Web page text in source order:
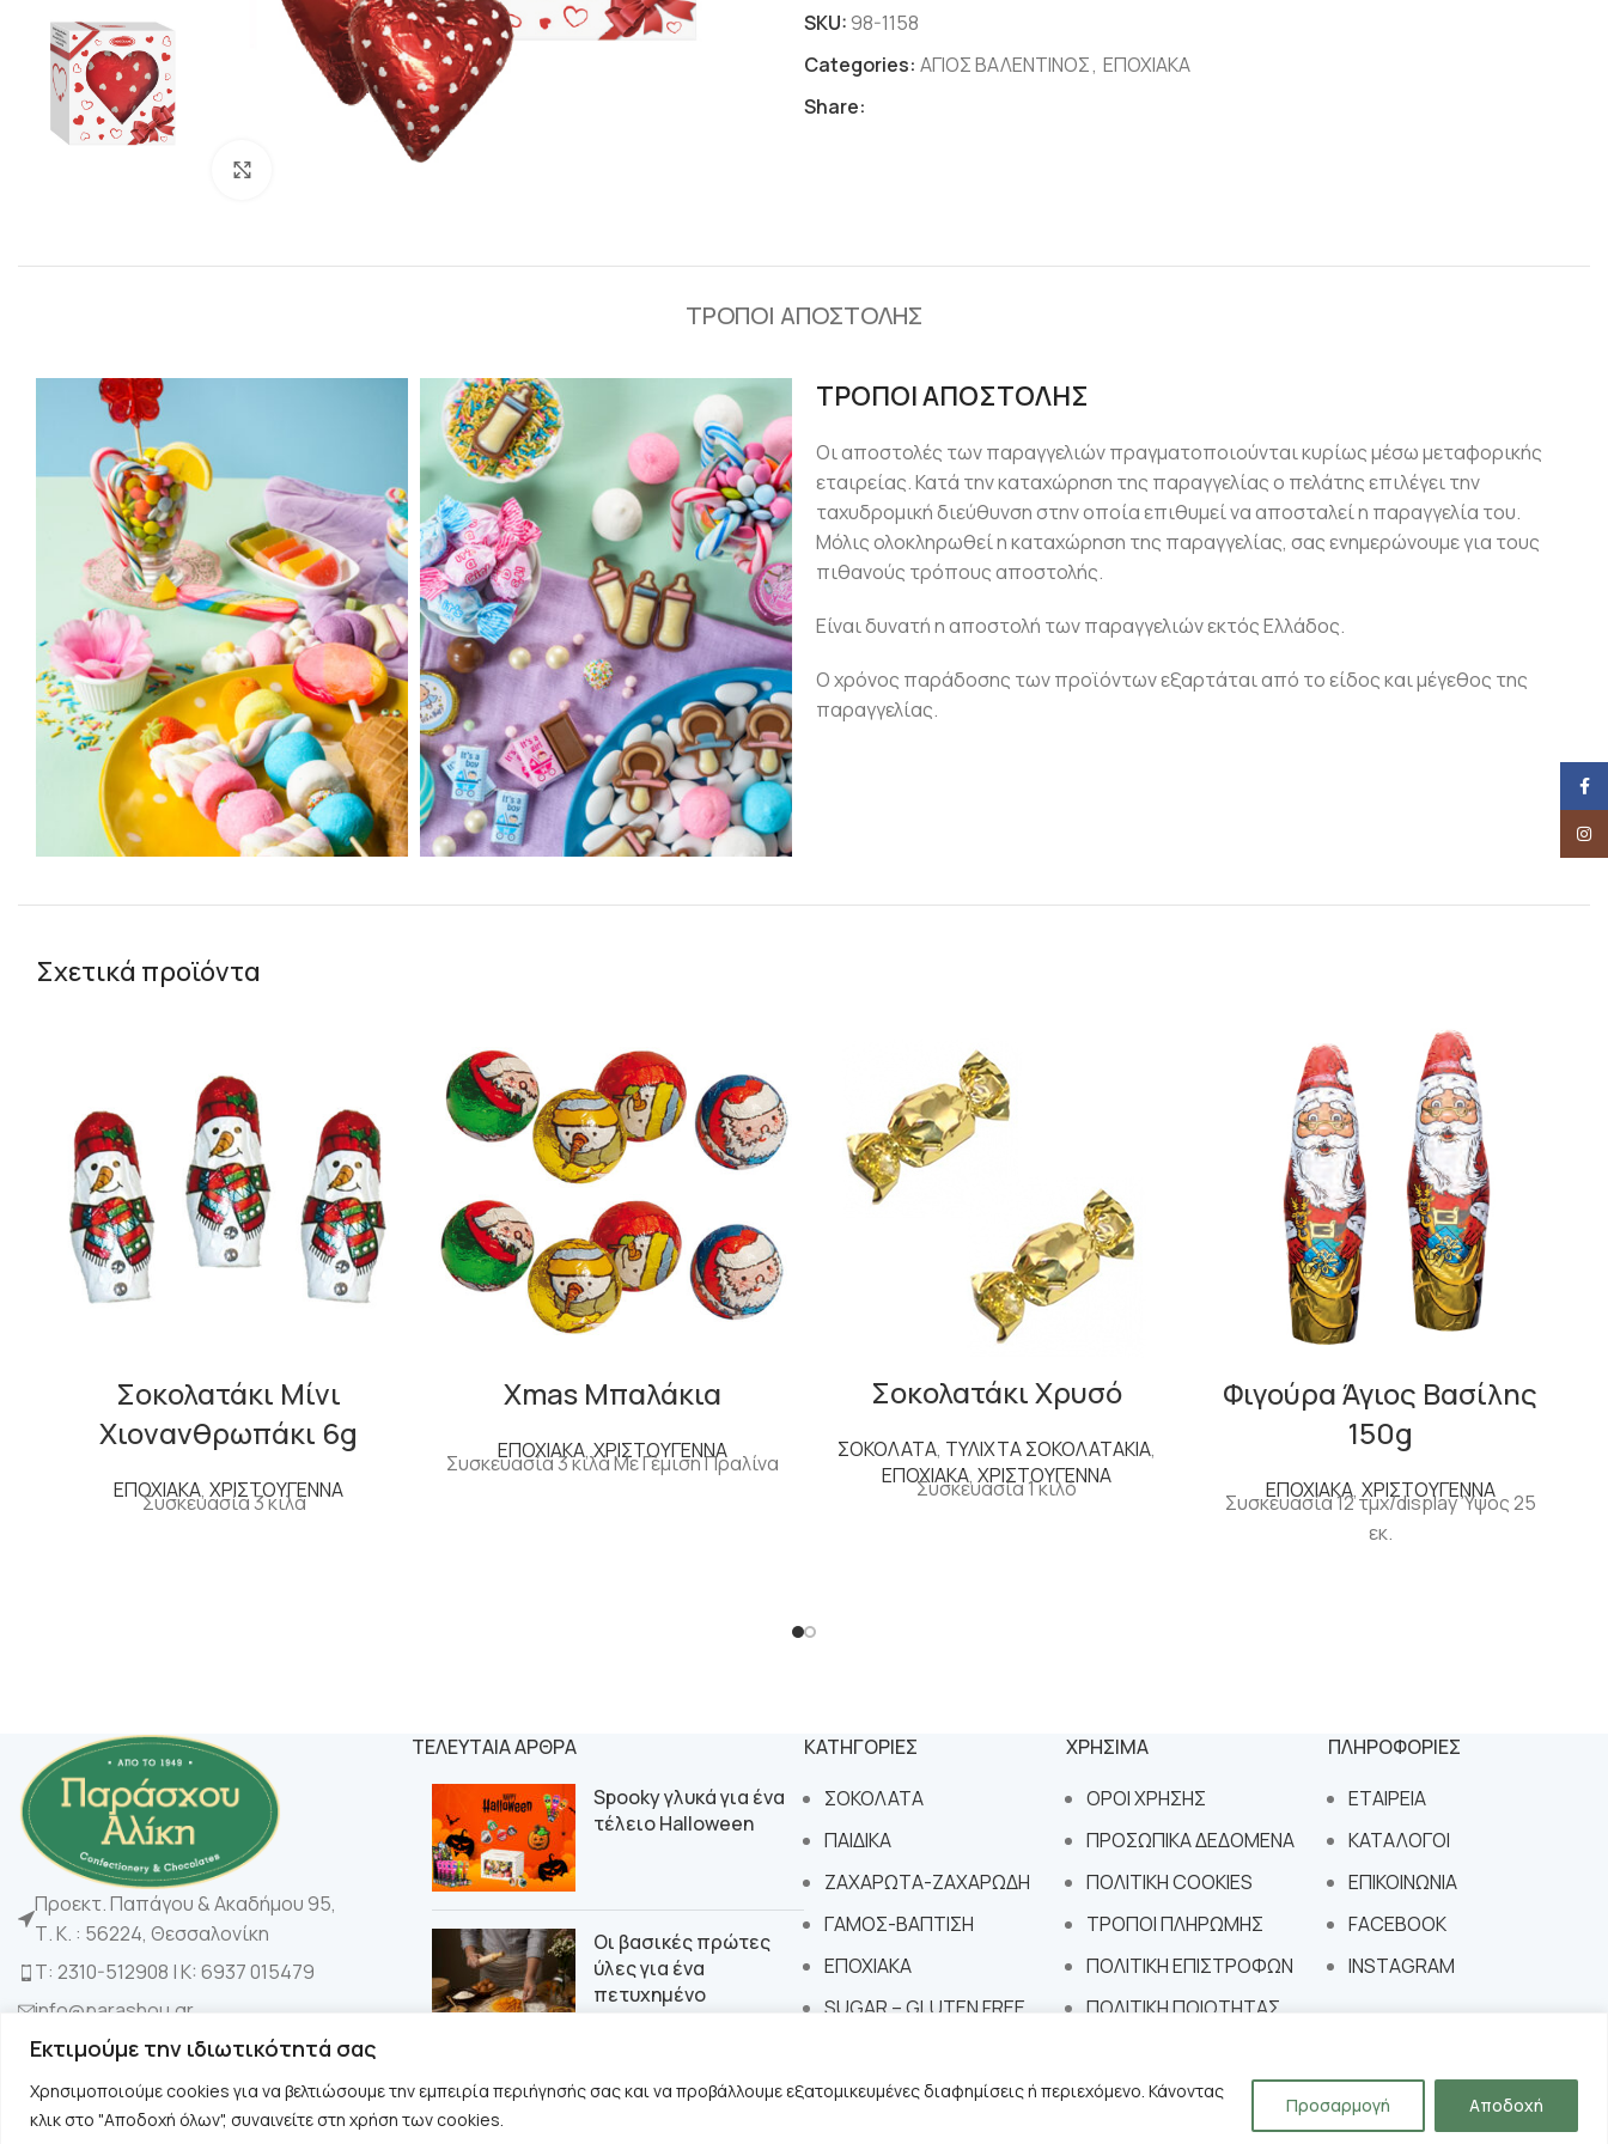
Εκτιμούμε την ιδιωτικότητά σας
Χρησιμοποιούμε cookies για να βελτιώσουμε την εμπειρία περιήγησής σας και να προβάλλουμε εξατομικευμένες διαφημίσεις ή περιεχόμενο. Κάνοντας
κλικ στο "Αποδοχή όλων", συναινείτε στη χρήση των cookies.
Προσαρμογή Αποδοχή
SKU:98-1158
Categories: ΑΓΙΟΣ ΒΑΛΕΝΤΙΝΟΣ, ΕΠΟΧΙΑΚΑ
Share:
ΤΡΟΠΟΙ ΑΠΟΣΤΟΛΗΣ
ΤΡΟΠΟΙ ΑΠΟΣΤΟΛΗΣ
Οι αποστολές των παραγγελιών πραγματοποιούνται κυρίως μέσω μεταφορικής
εταιρείας. Κατά την καταχώρηση της παραγγελίας ο πελάτης επιλέγει την
ταχυδρομική διεύθυνση στην οποία επιθυμεί να αποσταλεί η παραγγελία του.
Μόλις ολοκληρωθεί η καταχώρηση της παραγγελίας, σας ενημερώνουμε για τους
πιθανούς τρόπους αποστολής.
Είναι δυνατή η αποστολή των παραγγελιών εκτός Ελλάδος.
Ο χρόνος παράδοσης των προϊόντων εξαρτάται από το είδος και μέγεθος της
παραγγελίας.
Σχετικά προϊόντα
Σοκολατάκι Μίνι
Χιονανθρωπάκι 6g
ΕΠΟΧΙΑΚΑ, ΧΡΙΣΤΟΥΓΕΝΝΑ
Συσκευασία 3 κιλά
Xmas Μπαλάκια
ΕΠΟΧΙΑΚΑ,ΧΡΙΣΤΟΥΓΕΝΝΑ
Συσκευασία 3 κιλά Με Γέμιση Πραλίνα
Σοκολατάκι Χρυσό
ΣΟΚΟΛΑΤΑ, ΤΥΛΙΧΤΑ ΣΟΚΟΛΑΤΑΚΙΑ,
ΕΠΟΧΙΑΚΑ, ΧΡΙΣΤΟΥΓΕΝΝΑ
Συσκευασία 1 κιλό
Φιγούρα Άγιος Βασίλης
150g
ΕΠΟΧΙΑΚΑ, ΧΡΙΣΤΟΥΓΕΝΝΑ
Συσκευασία 12 τμχ/display Ύψος 25
εκ.
Προεκτ. Παπάγου & Ακαδήμου 95,
Τ. Κ. : 56224, Θεσσαλονίκη
Τ: 2310-512908 | K: 6937 015479
info@parashou.gr
ΤΕΛΕΥΤΑΙΑ ΑΡΘΡΑ
Spooky γλυκά για ένα
τέλειο Halloween
Οι βασικές πρώτες
ύλες για ένα
πετυχημένο
ΚΑΤΗΓΟΡΙΕΣ
ΣΟΚΟΛΑΤΑ
ΠΑΙΔΙΚΑ
ΖΑΧΑΡΩΤΑ-ΖΑΧΑΡΩΔΗ
ΓΑΜΟΣ-ΒΑΠΤΙΣΗ
ΕΠΟΧΙΑΚΑ
SUGAR – GLUTEN FREE
ΧΡΗΣΙΜΑ
ΟΡΟΙ ΧΡΗΣΗΣ
ΠΡΟΣΩΠΙΚΑ ΔΕΔΟΜΕΝΑ
ΠΟΛΙΤΙΚΗ COOKIES
ΤΡΟΠΟΙ ΠΛΗΡΩΜΗΣ
ΠΟΛΙΤΙΚΗ ΕΠΙΣΤΡΟΦΩΝ
ΠΟΛΙΤΙΚΗ ΠΟΙΟΤΗΤΑΣ
ΠΛΗΡΟΦΟΡΙΕΣ
ΕΤΑΙΡΕΙΑ
ΚΑΤΑΛΟΓΟΙ
ΕΠΙΚΟΙΝΩΝΙΑ
FACEBOOK
INSTAGRAM